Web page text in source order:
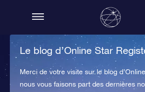
Le blog d’Online Star
Merci de votre visite sur le blog
nous vous faisons part des dernières